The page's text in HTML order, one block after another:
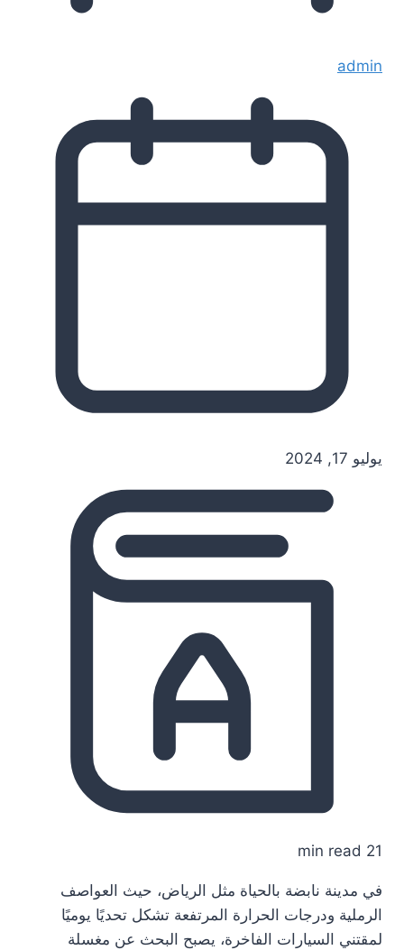
admin
يوليو 17, 2024
21 min read
في مدينة نابضة بالحياة مثل الرياض، حيث العواصف
الرملية ودرجات الحرارة المرتفعة تشكل تحديًا يوميًا
لمقتني السيارات الفاخرة، يصبح البحث عن مغسلة